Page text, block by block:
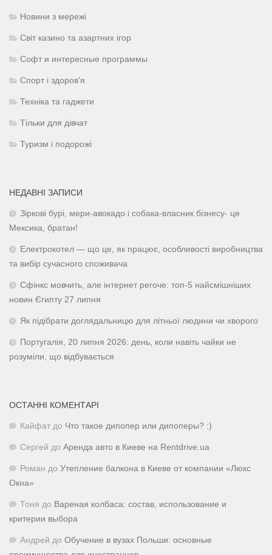
Новини з мережі
Світ казино та азартних ігор
Софт и интересные программы
Спорт і здоров'я
Техніка та гаджети
Тільки для дівчат
Туризм і подорожі
НЕДАВНІ ЗАПИСИ
Зіркові бурі, мери-авокадо і собака-власник бізнесу- це
Мексика, братан!
Електрокотел — що це, як працює, особливості виробництва
та вибір сучасного споживача
Сфінкс мовчить, але інтернет регоче: топ-5 найсмішніших
новин Єгипту 27 липня
Як підібрати доглядальницю для літньої людини чи хворого
Португалія, 20 липня 2026: день, коли навіть чайки не
розуміли, що відбувається
ОСТАННІ КОМЕНТАРІ
Кайфат до Что такое дипопер или дипоперы? :)
Сергей до Аренда авто в Киеве на Rentdrive.ua
Роман до Утепление балкона в Киеве от компании «Люкс
Окна»
Тоня до Вареная колбаса: состав, использование и
критерии выбора
Андрей до Обучение в вузах Польши: основные